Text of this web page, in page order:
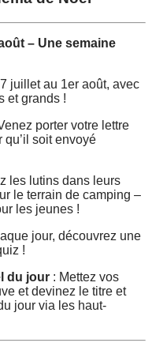
– Une semaine
juillet au 1er août, avec
et grands !
porter votre lettre
soit envoyé
les lutins dans leurs
le terrain de camping –
les jeunes !
jour, découvrez une
!
du jour : Mettez vos
et devinez le titre et
jour via les haut-